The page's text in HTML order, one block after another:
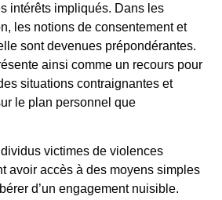
intérêts impliqués. Dans les
les notions de consentement et
sont devenues prépondérantes.
ainsi comme un recours pour
situations contraignantes et
le plan personnel que
victimes de violences
avoir accès à des moyens simples
d’un engagement nuisible.